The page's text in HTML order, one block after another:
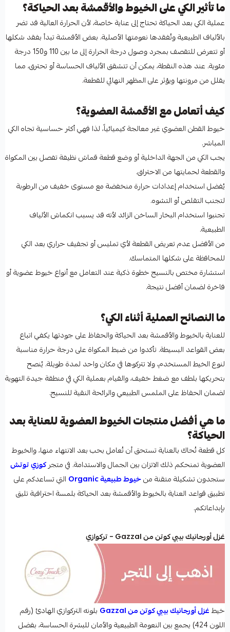
ما تأثير الكي على الخيوط والأقمشة بعد الحياكة؟
عملية الكي بعد الحياكة تحتاج إلى عناية خاصة، لأن الحرارة العالية قد تضر
بالألياف الطبيعية وتُفقدها نعومتها الأصلية. بعض الأقمشة تبدأ بفقد شكلها
أو تتعرض للتقصف بمجرد وصول درجة الحرارة إلى ما بين 110 و150 درجة
مئوية. عند هذه النقطة، يمكن أن تتشقق الألياف الحساسة أو تحترق، مما
يقلل من مرونتها ويؤثر على المظهر النهائي للقطعة.
كيف أتعامل مع الأقمشة العضوية؟
خيوط القطن العضوي غير معالجة كيميائياً، لذا فهي أكثر حساسية تجاه الكي
المباشر.
يجب الكي من الجهة الداخلية أو وضع قطعة قماش نظيفة تفصل بين المكواة
والقطعة لحمايتها من الاحتراق.
يُفضل استخدام إعدادات حرارة منخفضة مع مستوى خفيف من الرطوبة
لتجنب التقلص أو التشوه.
تجنبوا استخدام البخار الساخن الزائد لأنه قد يسبب انكماش الألياف
الطبيعية.
من الأفضل عدم تعريض القطعة لأي تمليس أو تجفيف حراري بعد الكي
للمحافظة على شكلها المتماسك.
استشارة مختص بالنسيج خطوة ذكية عند التعامل مع أنواع خيوط عضوية أو
فاخرة لضمان أفضل نتيجة.
ما النصائح العملية أثناء الكي؟
للعناية بالخيوط والأقمشة بعد الحياكة والحفاظ على جودتها يكفي اتباع
بعض القواعد البسيطة. تأكدوا من ضبط المكواة على درجة حرارة مناسبة
لنوع الخيط المستخدم، ولا تتركوها في مكان واحد لمدة طويلة. يُنصح
بتحريكها بلطف مع ضغط خفيف، والقيام بعملية الكي في منطقة جيدة التهوية
لضمان الحفاظ على الملمس الطبيعي والرائحة النقية للنسيج.
ما هي أفضل منتجات الخيوط العضوية للعناية بعد
الحياكة؟
كل قطعة تُحاك بالعناية تستحق أن تُعامل بحب بعد الانتهاء منها، والخيوط
العضوية تمنحكم ذلك الاتزان بين الجمال والاستدامة. في متجركوزي توتش
ستجدون تشكيلة متقنة منخيوط طبيعية Organic
التي تساعدكم على
تطبيق قواعد العناية بالخيوط والأقمشة بعد الحياكة بلمسة احترافية تليق
بإبداعاتكم.
غزل أورجانيك بيبي كوتن من Gazzal – تركوازي
خيطغزل أورجانيك بيبي كوتن من Gazzal
بلونه التركوازي الهادئ (رقم
اللون 424) يجمع بين النعومة الطبيعية والأمان للبشرة الحساسة، بفضل